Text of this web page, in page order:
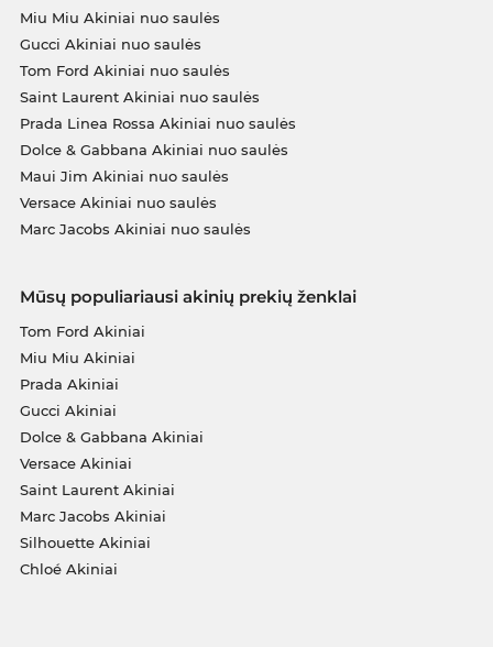
Miu Miu Akiniai nuo saulės
Gucci Akiniai nuo saulės
Tom Ford Akiniai nuo saulės
Saint Laurent Akiniai nuo saulės
Prada Linea Rossa Akiniai nuo saulės
Dolce & Gabbana Akiniai nuo saulės
Maui Jim Akiniai nuo saulės
Versace Akiniai nuo saulės
Marc Jacobs Akiniai nuo saulės
Mūsų populiariausi akinių prekių ženklai
Tom Ford Akiniai
Miu Miu Akiniai
Prada Akiniai
Gucci Akiniai
Dolce & Gabbana Akiniai
Versace Akiniai
Saint Laurent Akiniai
Marc Jacobs Akiniai
Silhouette Akiniai
Chloé Akiniai